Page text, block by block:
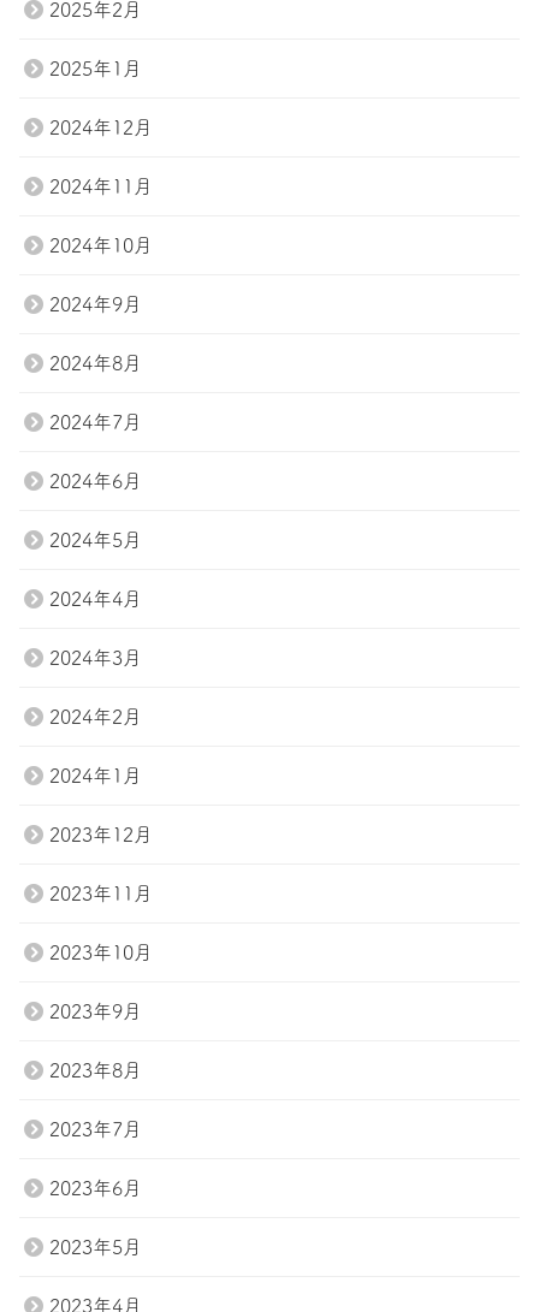
2025年2月
2025年1月
2024年12月
2024年11月
2024年10月
2024年9月
2024年8月
2024年7月
2024年6月
2024年5月
2024年4月
2024年3月
2024年2月
2024年1月
2023年12月
2023年11月
2023年10月
2023年9月
2023年8月
2023年7月
2023年6月
2023年5月
2023年4月